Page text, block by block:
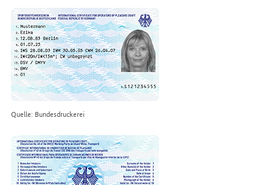
Quelle: Bundesdruckerei